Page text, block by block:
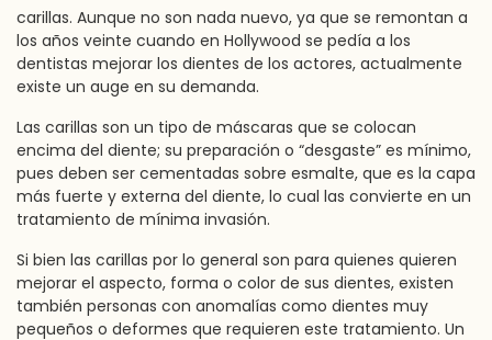
carillas. Aunque no son nada nuevo, ya que se remontan a
los años veinte cuando en Hollywood se pedía a los
dentistas mejorar los dientes de los actores, actualmente
existe un auge en su demanda.
Las carillas son un tipo de máscaras que se colocan
encima del diente; su preparación o “desgaste” es mínimo,
pues deben ser cementadas sobre esmalte, que es la capa
más fuerte y externa del diente, lo cual las convierte en un
tratamiento de mínima invasión.
Si bien las carillas por lo general son para quienes quieren
mejorar el aspecto, forma o color de sus dientes, existen
también personas con anomalías como dientes muy
pequeños o deformes que requieren este tratamiento. Un